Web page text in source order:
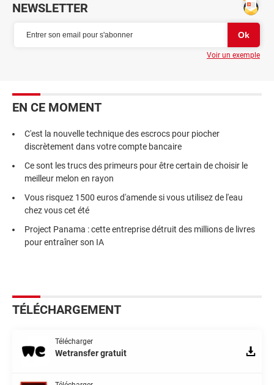
NEWSLETTER
Voir un exemple
EN CE MOMENT
C'est la nouvelle technique des escrocs pour piocher
discrètement dans votre compte bancaire
Ce sont les trucs des primeurs pour être certain de choisir le
meilleur melon en rayon
Vous risquez 1500 euros d'amende si vous utilisez de l'eau
chez vous cet été
Project Panama : cette entreprise détruit des millions de livres
pour entraîner son IA
TÉLÉCHARGEMENT
Télécharger
Wetransfer gratuit